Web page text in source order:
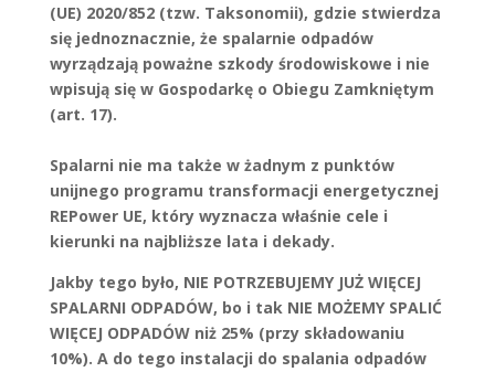
(UE) 2020/852 (tzw. Taksonomii), gdzie stwierdza
się jednoznacznie, że spalarnie odpadów
wyrządzają poważne szkody środowiskowe i nie
wpisują się w Gospodarkę o Obiegu Zamkniętym
(art. 17).
Spalarni nie ma także w żadnym z punktów
unijnego programu transformacji energetycznej
REPower UE, który wyznacza właśnie cele i
kierunki na najbliższe lata i dekady.
Jakby tego było, NIE POTRZEBUJEMY JUŻ WIĘCEJ
SPALARNI ODPADÓW, bo i tak NIE MOŻEMY SPALIĆ
WIĘCEJ ODPADÓW niż 25% (przy składowaniu
10%). A do tego instalacji do spalania odpadów